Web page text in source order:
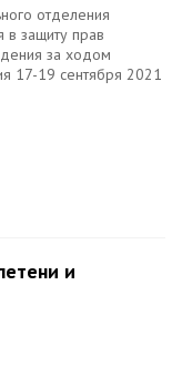
отделения
в защиту прав
за ходом
17-19 сентября 2021
и